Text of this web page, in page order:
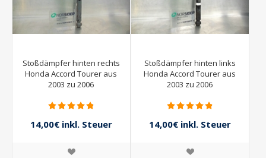
Stoßdämpfer hinten rechts
Honda Accord Tourer aus
2003 zu 2006
14,00€ inkl. Steuer
Stoßdämpfer hinten links
Honda Accord Tourer aus
2003 zu 2006
14,00€ inkl. Steuer